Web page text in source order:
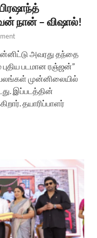
நான் – விஷால்!
அவரது தந்தை
படமான ரஞ்ஜன்”
முன்னிலையில்
இப்படத்தின்
தயாரிப்பாளர்